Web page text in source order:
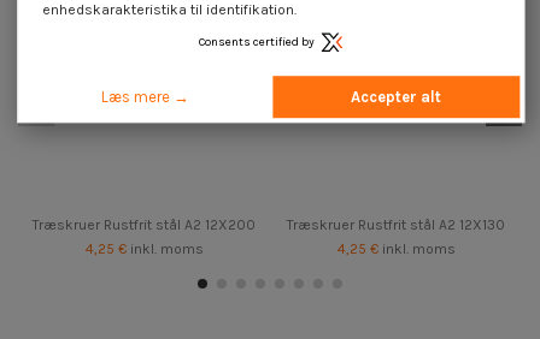
Træskruer Rustfrit stål A2 12X200
4,25 € inkl. moms
Træskruer Rustfrit stål A2 12X130
4,25 € inkl. moms
enhedskarakteristika til identifikation.
Consents certified by
Læs mere → Accepter alt